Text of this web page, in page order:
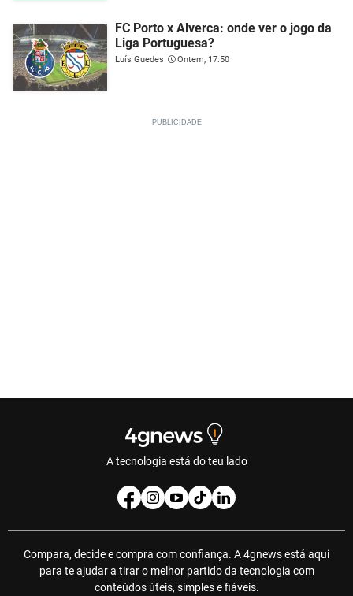
FC Porto x Alverca: onde ver o jogo da
Liga Portuguesa?
Luís Guedes Ontem, 17:50
A tecnologia está do teu lado
Compara, decide e compra com confiança. A 4gnews está aqui
para te ajudar a tirar o melhor partido da tecnologia com
conteúdos úteis, simples e fiáveis.